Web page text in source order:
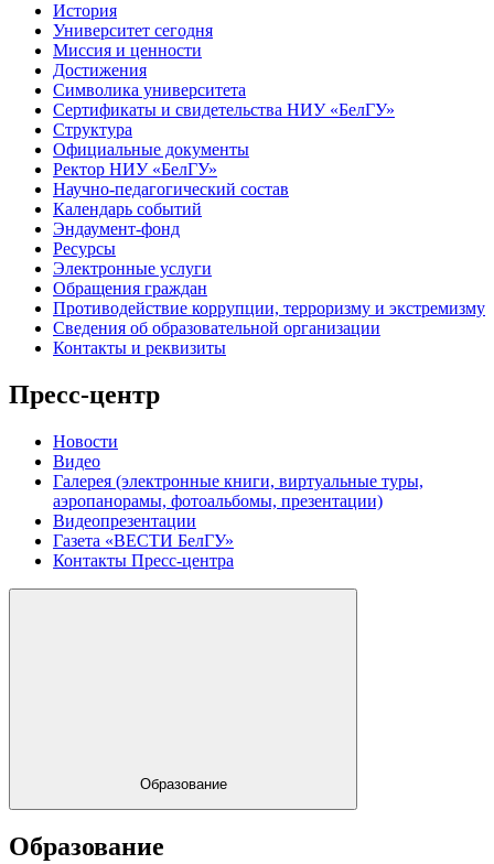
История
Университет сегодня
Миссия и ценности
Достижения
Символика университета
Сертификаты и свидетельства НИУ «БелГУ»
Структура
Официальные документы
Ректор НИУ «БелГУ»
Научно-педагогический состав
Календарь событий
Эндаумент-фонд
Ресурсы
Электронные услуги
Обращения граждан
Противодействие коррупции, терроризму и экстремизму
Сведения об образовательной организации
Контакты и реквизиты
Пресс-центр
Новости
Видео
Галерея (электронные книги, виртуальные туры,
аэропанорамы, фотоальбомы, презентации)
Видеопрезентации
Газета «ВЕСТИ БелГУ»
Контакты Пресс-центра
Образование
Образование